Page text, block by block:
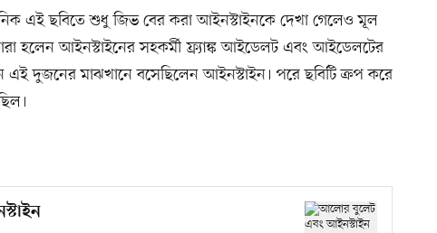
এই ছবিতে শুধু জিভ বের করা আইনস্টাইনকে দেখা গেলেও মূল
হলেন আইনস্টাইনের সহকর্মী ফ্র্যাঙ্ক আইডেলট এবং আইডেলটের
এই দুজনের মাঝখানে বসেছিলেন আইনস্টাইন। পরে ছবিটি ক্রপ করে